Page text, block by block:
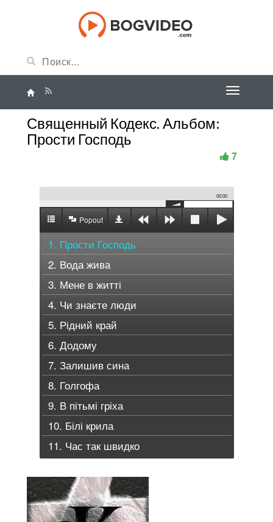
Священный Кодекс. Альбом:
Прости Господь
7
00:00
Popout
1. Прости Господь
2. Вода жива
3. Мене в житті
4. Чи знаєте люди
5. Рідний край
6. Додому
7. Залишив сина
8. Голгофа
9. В пітьмі гріха
10. Білі крила
11. Час так швидко